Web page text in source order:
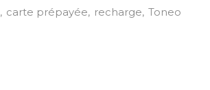
, carte prépayée, recharge, Toneo